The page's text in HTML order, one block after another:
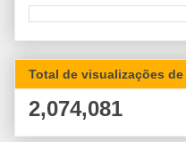
Total de visualizações
2,074,081